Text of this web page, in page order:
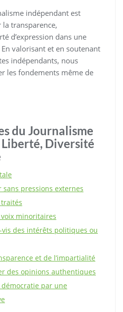
indépendant est
transparence,
d’expression dans une
valorisant et en soutenant
indépendants, nous
les fondements même de
du Journalisme
Diversité
sans pressions externes
minoritaires
des intérêts politiques ou
et de l’impartialité
des opinions authentiques
par une